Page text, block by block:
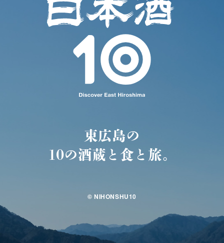
東広島の
10の酒蔵と食と旅。
© NIHONSHU10